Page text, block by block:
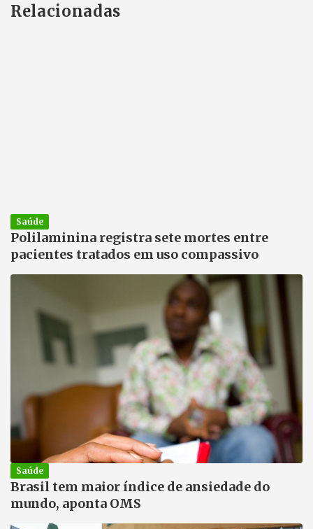
Relacionadas
Saúde
Polilaminina registra sete mortes entre
pacientes tratados em uso compassivo
Saúde
Brasil tem maior índice de ansiedade do
mundo, aponta OMS